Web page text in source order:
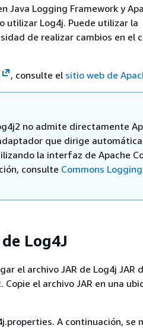
Logging Framework y
utilizar Log4j. Puede utilizar la
de realizar cambios en el
, consulte el sitio web de
no admite directamente
que dirige
la interfaz de Apache
consulte Commons
Log4J
el archivo JAR de Log4j JAR
Copie el archivo JAR en una
A continuación, se